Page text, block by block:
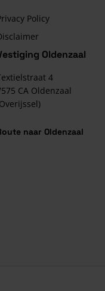
Policy
Oldenzaal
4
CA Oldenzaal
naar Oldenzaal